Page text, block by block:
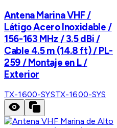
Antena Marina VHF /
Látigo Acero Inoxidable /
156-163 MHz / 3.5 dBi /
Cable 4.5 m (14.8 ft) / PL-
259 / Montaje en L /
Exterior
TX-1600-SYSTX-1600-SYS